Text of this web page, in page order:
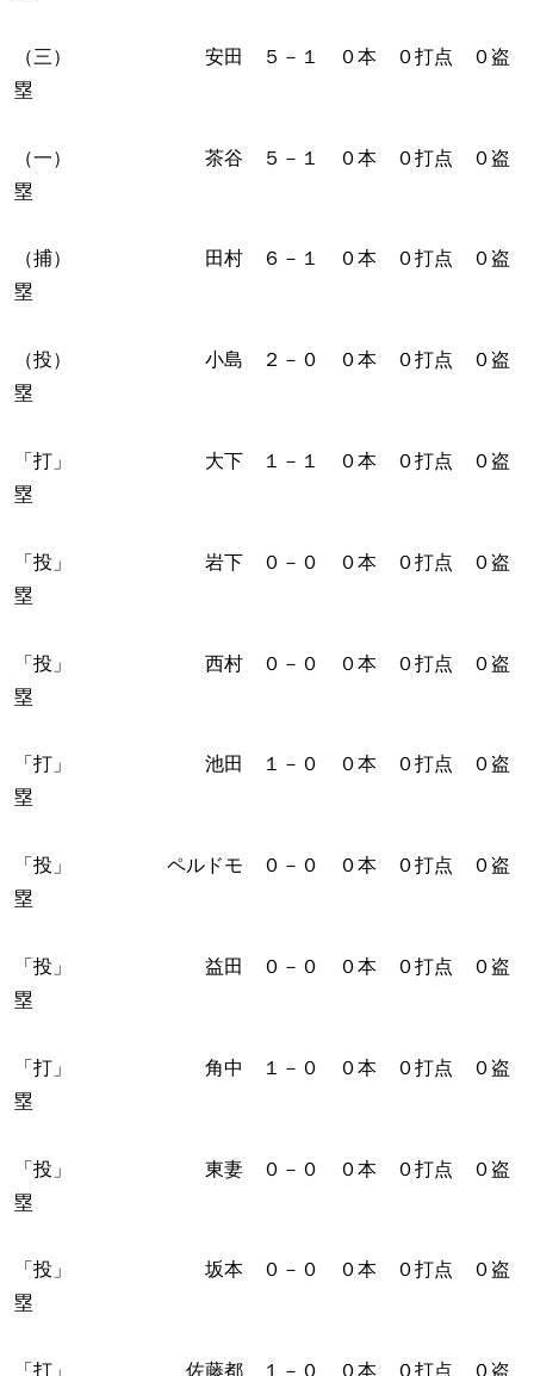
（三） 安田 ５－１ ０本 ０打点 ０盗
塁
（一） 茶谷 ５－１ ０本 ０打点 ０盗
塁
（捕） 田村 ６－１ ０本 ０打点 ０盗
塁
（投） 小島 ２－０ ０本 ０打点 ０盗
塁
「打」 大下 １－１ ０本 ０打点 ０盗
塁
「投」 岩下 ０－０ ０本 ０打点 ０盗
塁
「投」 西村 ０－０ ０本 ０打点 ０盗
塁
「打」 池田 １－０ ０本 ０打点 ０盗
塁
「投」 ペルドモ ０－０ ０本 ０打点 ０盗
塁
「投」 益田 ０－０ ０本 ０打点 ０盗
塁
「打」 角中 １－０ ０本 ０打点 ０盗
塁
「投」 東妻 ０－０ ０本 ０打点 ０盗
塁
「投」 坂本 ０－０ ０本 ０打点 ０盗
塁
「打」 佐藤都 １－０ ０本 ０打点 ０盗